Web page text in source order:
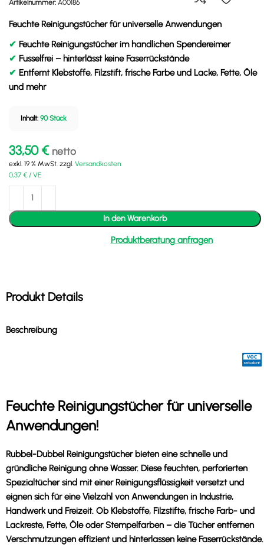
Artikelnummer: A00186
Feuchte Reinigungstücher für universelle Anwendungen
✔ Feuchte Reinigungstücher im handlichen Spendereimer
✔ Fusselfrei – hinterlässt keine Faserrückstände
✔ Entfernt Klebstoffe, Filzstift, frische Farbe und Lacke, Fette, Öle
und mehr
Inhalt: 90 Stück
33,50€ netto
exkl. 19 % MwSt. zzgl. Versandkosten
0,37€ / VE
In den Warenkorb
Produktberatung anfragen
Produkt Details
Beschreibung
Feuchte Reinigungstücher für universelle
Anwendungen!
Rubbel-Dubbel Reinigungstücher bieten eine schnelle und
gründliche Reinigung ohne Wasser. Diese feuchten, perforierten
Spezialtücher sind mit einer Reinigungsflüssigkeit versetzt und
eignen sich für eine Vielzahl von Anwendungen in Industrie,
Handwerk und Freizeit. Ob Klebstoffe, Filzstifte, frische Farb- und
Lackreste, Fette, Öle oder Stempelfarben – die Tücher entfernen
Verschmutzungen effizient und hinterlassen keine Faserrückstände.